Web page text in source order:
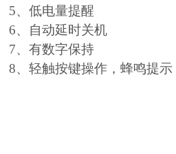
5、低电量提醒
6、自动延时关机
7、有数字保持
8、轻触按键操作，蜂鸣提示